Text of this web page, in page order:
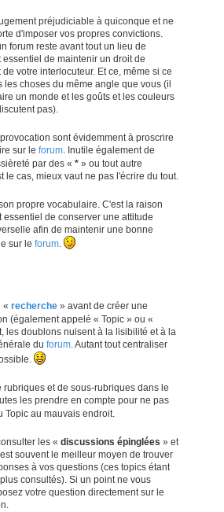
préjudiciable à quiconque et ne
d'imposer vos propres convictions.
forum reste avant tout un lieu de
essentiel de maintenir un droit de
votre interlocuteur. Et ce, même si ce
les choses du même angle que vous (il
un monde et les goûts et les couleurs
pas).
sont évidemment à proscrire
sur le forum. Inutile également de
par des « * » ou tout autre
le cas, mieux vaut ne pas l'écrire du tout.
propre vocabulaire. C'est la raison
de conserver une attitude
afin de maintenir une bonne
sur le forum.
« recherche » avant de créer une
(également appelé « Topic » ou «
les doublons nuisent à la lisibilité et à la
du forum . Autant tout centraliser
rubriques et de sous-rubriques dans le
les prendre en compte pour ne pas
Topic au mauvais endroit.
les « discussions épinglées » et
souvent le meilleur moyen de trouver
à vos questions (ces topics étant
consultés). Si un point ne vous
votre question directement sur le